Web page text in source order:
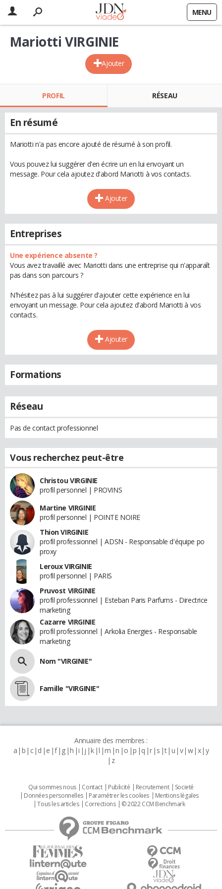
MENU
Ajouter
Mariotti VIRGINIE
PROFIL RÉSEAU
En résumé
Mariotti n'a pas encore ajouté de résumé à son profil.
Vous pouvez lui suggérer d'en écrire un en lui envoyant un
message. Pour cela ajoutez d'abord Mariotti à vos contacts.
Ajouter
Entreprises
Une expérience absente ?
Vous avez travaillé avec Mariotti dans une entreprise qui n'apparaît
pas dans son parcours ?
N'hésitez pas à lui suggérer d'ajouter cette expérience en lui
envoyant un message. Pour cela ajoutez d'abord Mariotti à vos
contacts.
Ajouter
Formations
Réseau
Pas de contact professionnel
Vous recherchez peut-être
Christou VIRGINIE
profil personnel | PROVINS
Martine VIRGINIE
profil personnel | POINTE NOIRE
Thion VIRGINIE
profil professionnel | ADSN - Responsable d'équipe po
proxy
Leroux VIRGINIE
profil personnel | PARIS
Pruvost VIRGINIE
profil professionnel | Esteban Paris Parfums - Directrice
marketing
Cazarre VIRGINIE
profil professionnel | Arkolia Energies - Responsable
marketing
Nom "VIRGINIE"
Famille "VIRGINIE"
Annuaire des membres :
a b c d e f g h i j k l m n o p q r s t u v w x y
z
Qui sommes nous Contact Publicité Recrutement
Societé
Données personnelles
Paramétrer les cookies
Mentions légales
Tous les articles
Corrections © 2022 CCM Benchmark